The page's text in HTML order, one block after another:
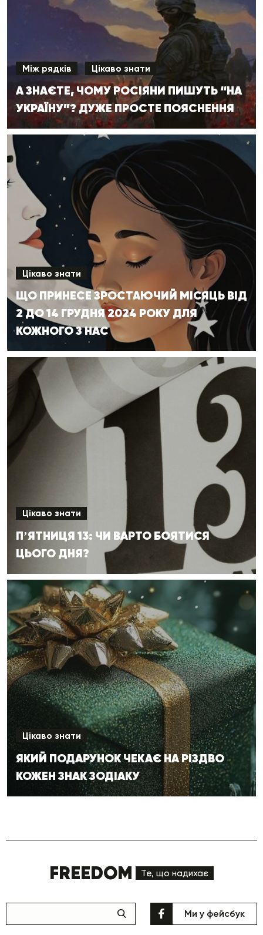
Між рядків Цікаво знати
А ЗНАЄТЕ, ЧОМУ РОСІЯНИ ПИШУТЬ “НА
УКРАЇНУ”? ДУЖЕ ПРОСТЕ ПОЯСНЕННЯ
Цікаво знати
ЩО ПРИНЕСЕ ЗРОСТАЮЧИЙ МІСЯЦЬ ВІД
2 ДО 14 ГРУДНЯ 2024 РОКУ ДЛЯ
КОЖНОГО З НАС
Цікаво знати
ПʼЯТНИЦЯ 13: ЧИ ВАРТО БОЯТИСЯ
ЦЬОГО ДНЯ?
Цікаво знати
ЯКИЙ ПОДАРУНОК ЧЕКАЄ НА РІЗДВО
КОЖЕН ЗНАК ЗОДІАКУ
FREEDOM Те, що надихає
Ми у фейсбук